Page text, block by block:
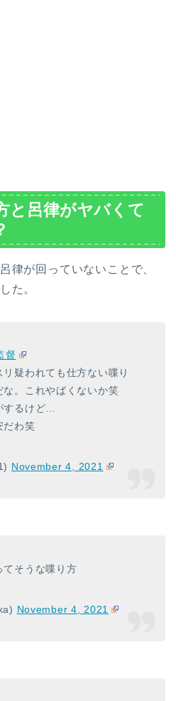
と呂律がヤバくて
律が回っていないことで、
た。
督
疑われても仕方ない喋り
。これやばくないか笑
するけど…
だわ笑
November 4, 2021
てそうな喋り方
November 4, 2021